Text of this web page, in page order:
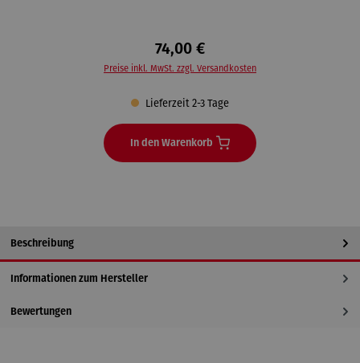
74,00 €
Preise inkl. MwSt. zzgl. Versandkosten
Lieferzeit 2-3 Tage
In den Warenkorb
Beschreibung
Informationen zum Hersteller
Bewertungen